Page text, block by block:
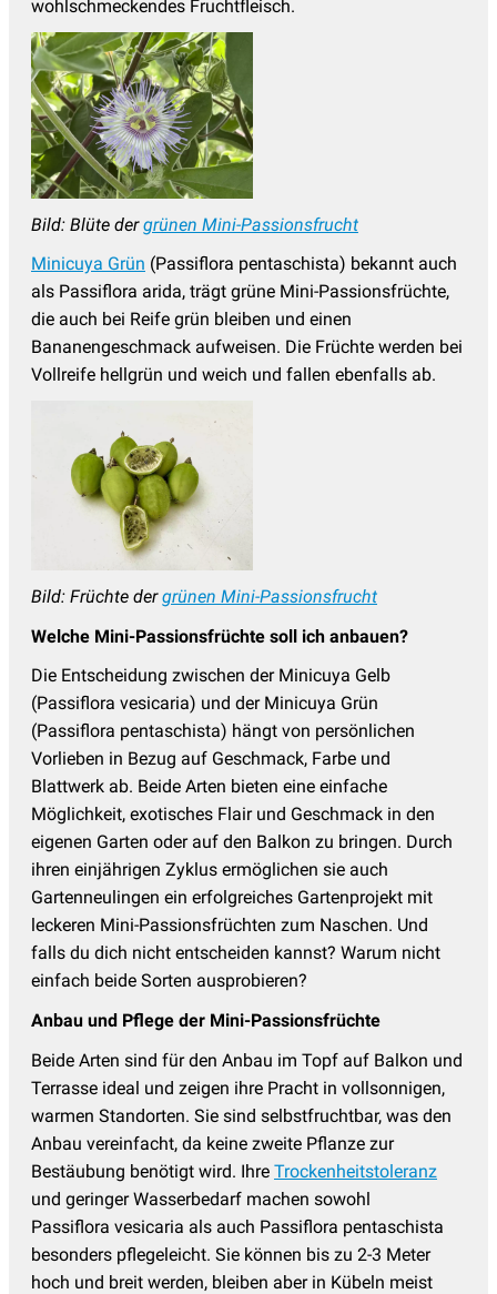
wohlschmeckendes Fruchtfleisch.
Bild: Blüte dergrünen Mini-Passionsfrucht
Minicuya Grün (Passiflora pentaschista) bekannt auch
als Passiflora arida, trägt grüne Mini-Passionsfrüchte,
die auch bei Reife grün bleiben und einen
Bananengeschmack aufweisen. Die Früchte werden bei
Vollreife hellgrün und weich und fallen ebenfalls ab.
Bild: Früchte dergrünen Mini-Passionsfrucht
Welche Mini-Passionsfrüchte soll ich anbauen?
Die Entscheidung zwischen der Minicuya Gelb
(Passiflora vesicaria) und der Minicuya Grün
(Passiflora pentaschista) hängt von persönlichen
Vorlieben in Bezug auf Geschmack, Farbe und
Blattwerk ab. Beide Arten bieten eine einfache
Möglichkeit, exotisches Flair und Geschmack in den
eigenen Garten oder auf den Balkon zu bringen. Durch
ihren einjährigen Zyklus ermöglichen sie auch
Gartenneulingen ein erfolgreiches Gartenprojekt mit
leckeren Mini-Passionsfrüchten zum Naschen. Und
falls du dich nicht entscheiden kannst? Warum nicht
einfach beide Sorten ausprobieren?
Anbau und Pflege der Mini-Passionsfrüchte
Beide Arten sind für den Anbau im Topf auf Balkon und
Terrasse ideal und zeigen ihre Pracht in vollsonnigen,
warmen Standorten. Sie sind selbstfruchtbar, was den
Anbau vereinfacht, da keine zweite Pflanze zur
Bestäubung benötigt wird. Ihre Trockenheitstoleranz
und geringer Wasserbedarf machen sowohl
Passiflora vesicaria als auch Passiflora pentaschista
besonders pflegeleicht. Sie können bis zu 2-3 Meter
hoch und breit werden, bleiben aber in Kübeln meist